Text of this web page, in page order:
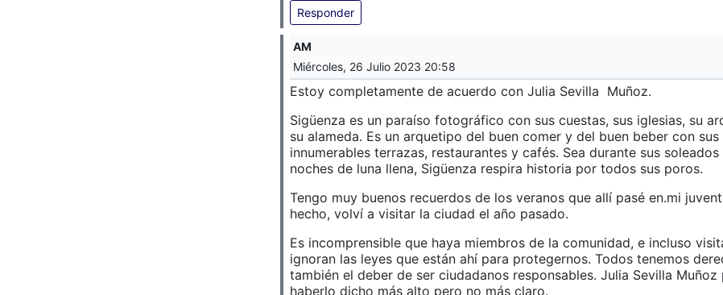
Responder
AM
Miércoles, 26 Julio 2023 20:58
Estoy completamente de acuerdo con Julia Sevilla Muñoz.
Sigüenza es un paraíso fotográfico con sus cuestas, sus iglesias, su
su alameda. Es un arquetipo del buen comer y del buen beber con sus
innumerables terrazas, restaurantes y cafés. Sea durante sus
noches de luna llena, Sigüenza respira historia por todos sus poros.
Tengo muy buenos recuerdos de los veranos que allí pasé en.mi
hecho, volví a visitar la ciudad el año pasado.
Es incomprensible que haya miembros de la comunidad, e incluso
ignoran las leyes que están ahí para protegernos. Todos tenemos
también el deber de ser ciudadanos responsables. Julia Sevilla Muñoz
haberlo dicho más alto pero no más claro.